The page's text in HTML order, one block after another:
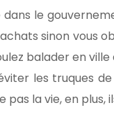
le
sinon vous
balader en
les truques
pas la vie, en